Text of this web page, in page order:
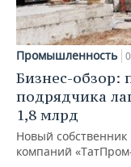
Промышленность
Бизнес-обзор:
подрядчика
1,8 млрд
Новый
компаний